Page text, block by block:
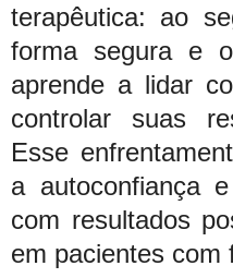
terapêutica: ao
forma segura e
aprende a lidar
controlar suas
Esse
a autoconfiança
com resultados
em pacientes com